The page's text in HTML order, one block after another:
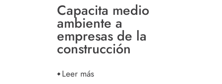
Capacita medio
ambiente a
empresas de la
construcción
Leer más